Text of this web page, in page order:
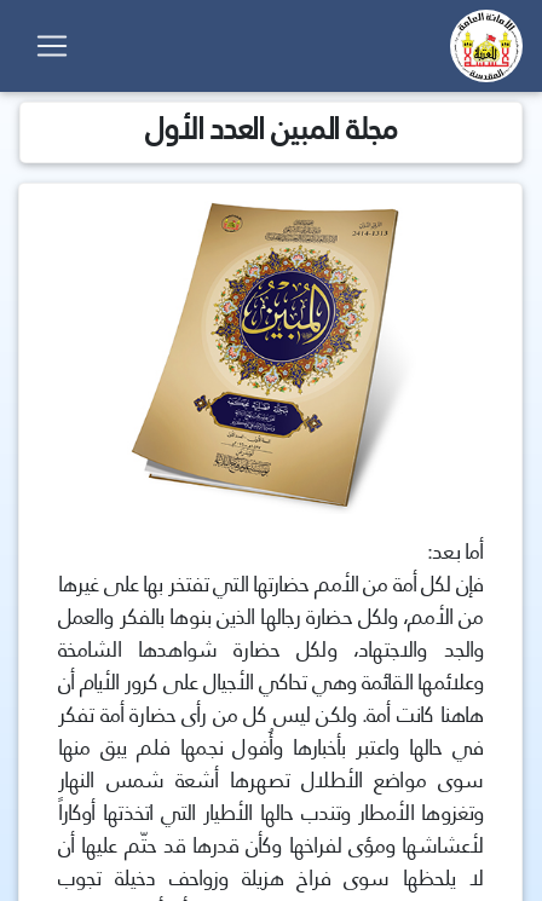
مجلة المبين العدد الأول
أما بعد:
فإن لكل أمة من الأمم حضارتها التي تفتخر بها على غيرها
من الأمم، ولكل حضارة رجالها الذين بنوها بالفكر والعمل
والجد والاجتهاد، ولكل حضارة شواهدها الشامخة
وعلائمها القائمة وهي تحاكي الأجيال على كرور الأيام أن
هاهنا كانت أمة. ولكن ليس كل من رأى حضارة أمة تفكر
في حالها واعتبر بأخبارها وأُفول نجمها فلم يبق منها
سوى مواضع الأطلال تصهرها أشعة شمس النهار
وتغزوها الأمطار وتندب حالها الأطيار التي اتخذتها أوكاراً
لأعشاشها ومؤى لفراخها وكأن قدرها قد حتّم عليها أن
لا يلحظها سوى فراخ هزيلة وزواحف دخيلة تجوب